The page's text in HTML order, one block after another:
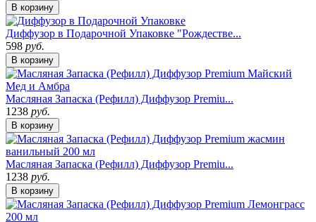
В корзину
Диффузор в Подарочной Упаковке "Рождестве...
598 руб.
В корзину
Масляная Запаска (Рефилл) Диффузор Premiu...
1238 руб.
В корзину
Масляная Запаска (Рефилл) Диффузор Premiu...
1238 руб.
В корзину